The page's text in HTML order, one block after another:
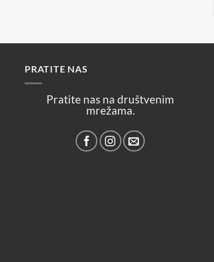
PRATITE NAS
Pratite nas na društvenim
mrežama.